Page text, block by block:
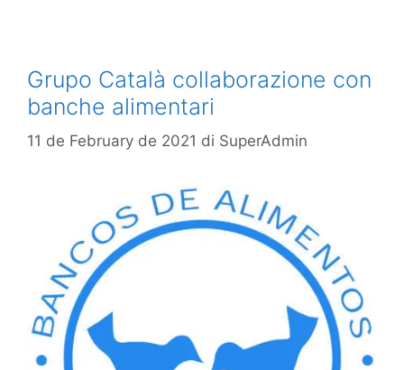
Grupo Català collaborazione con
banche alimentari
11 de February de 2021 di SuperAdmin